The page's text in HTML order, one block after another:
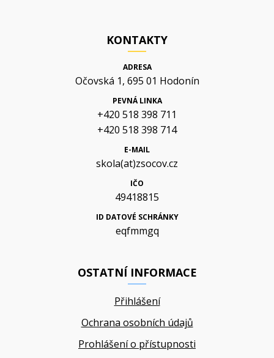
KONTAKTY
ADRESA
Očovská 1, 695 01 Hodonín
PEVNÁ LINKA
+420 518 398 711
+420 518 398 714
E-MAIL
skola(at)zsocov.cz
IČO
49418815
ID DATOVÉ SCHRÁNKY
eqfmmgq
OSTATNÍ INFORMACE
Přihlášení
Ochrana osobních údajů
Prohlášení o přístupnosti